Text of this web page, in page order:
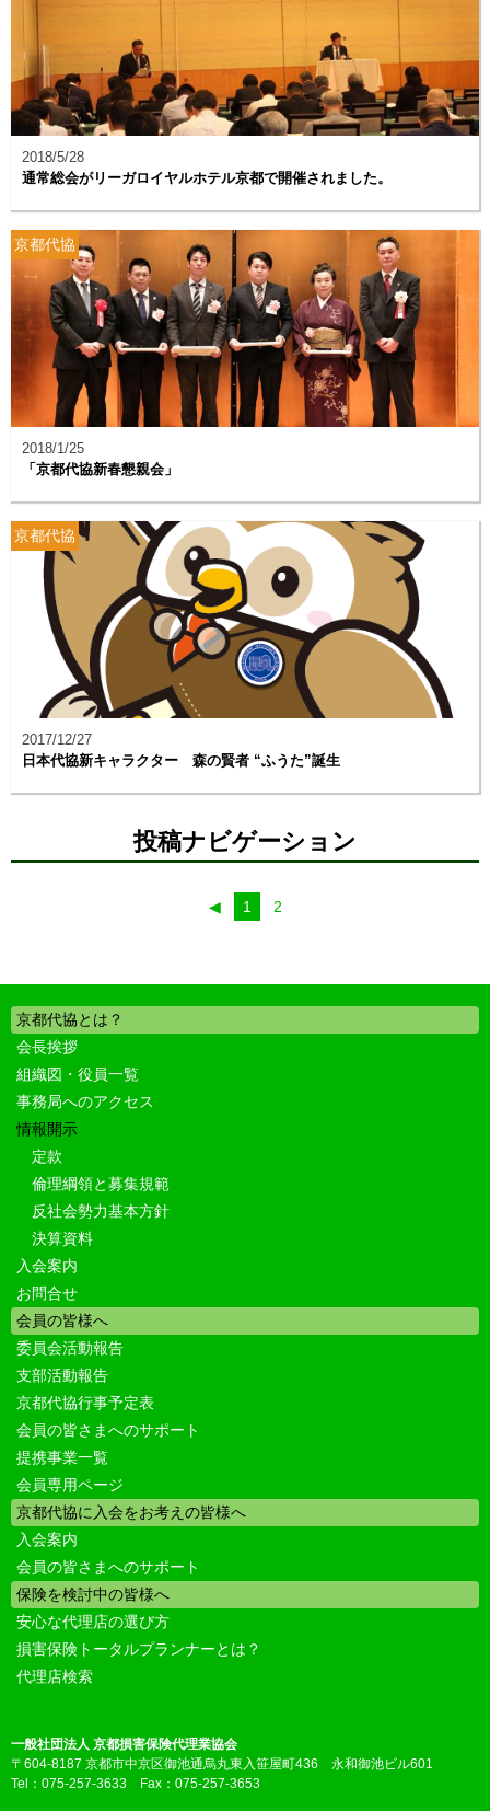
2018/5/28
通常総会がリーガロイヤルホテル京都で開催されました。
京都代協
2018/1/25
「京都代協新春懇親会」
京都代協
2017/12/27
日本代協新キャラクター 森の賢者 “ふうた”誕生
投稿ナビゲーション
◀︎ 1 2
京都代協とは？
会長挨拶
組織図・役員一覧
事務局へのアクセス
情報開示
定款
倫理綱領と募集規範
反社会勢力基本方針
決算資料
入会案内
お問合せ
会員の皆様へ
委員会活動報告
支部活動報告
京都代協行事予定表
会員の皆さまへのサポート
提携事業一覧
会員専用ページ
京都代協に入会をお考えの皆様へ
入会案内
会員の皆さまへのサポート
保険を検討中の皆様へ
安心な代理店の選び方
損害保険トータルプランナーとは？
代理店検索
一般社団法人 京都損害保険代理業協会
〒604-8187 京都市中京区御池通烏丸東入笹屋町436 永和御池ビル601
Tel：075-257-3633 Fax：075-257-3653